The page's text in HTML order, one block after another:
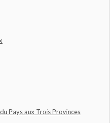
Pays aux Trois Provinces